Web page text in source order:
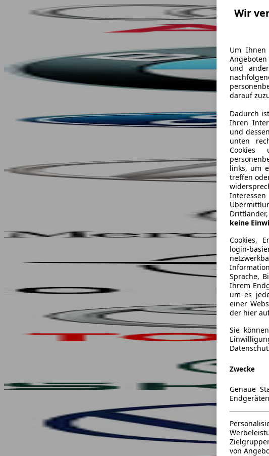
Wir
Um Ihnen
und
darauf
Dadurch
Ihren
und
unten
Cookies
links, um
treffen
keine
Cookies,
login-
Sprache,
Ihrem
um es
einer
der hier
Sie
Zwecke
Genaue
Endgeräten
von